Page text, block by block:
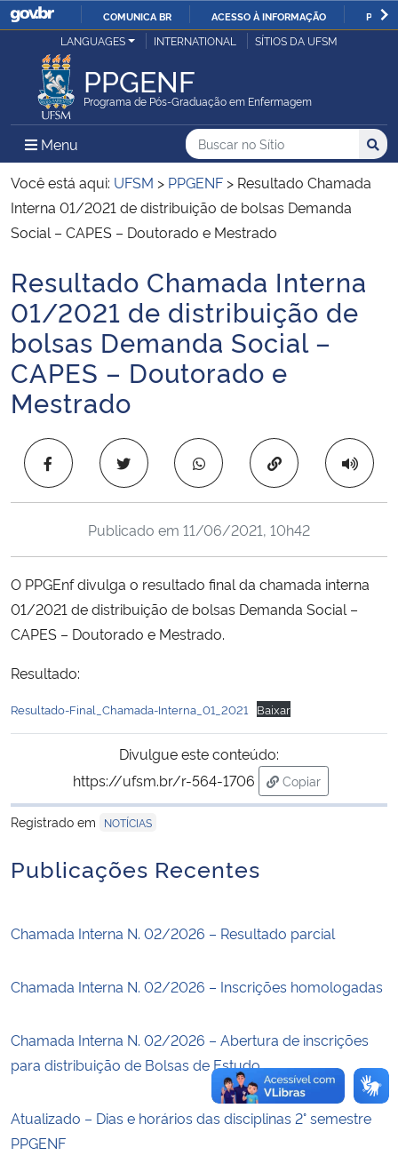
IR
COMUNICA BR ACESSO À INFORMAÇÃO
Ministério da Justiça e Segurança Pública
Ministério da Defesa
Ministério das Relações Exteriores
Ministério da Economia
Ministério da Infraestrutura
Ministério da Agricultura, Pecuária e Abastecimento
Ministério da Educação
Ministério da Cidadania
Ministério da Saúde
Ministério de Minas e Energia
Ministério da Ciência, Tecnologia, Inovações e Comunicações
Ministério do Meio Ambiente
Ministério da Mulher, da Família e dos Direitos Humanos
Secretaria de Governo
Gabinete de Segurança Institucional
Planalto
LANGUAGES INTERNATIONAL SÍTIOS DA UFSM
PPGENF
Programa de Pós-Graduação em Enfermagem
Menu Menu Principal do Sítio
Busca
Buscar no no Sítio
Busca:
Você está aqui: UFSM > PPGENF > Resultado Chamada
Interna 01/2021 de distribuição de bolsas Demanda
Social – CAPES – Doutorado e Mestrado
Início do conteúdo
Resultado Chamada Interna
01/2021 de distribuição de
bolsas Demanda Social –
CAPES – Doutorado e
Mestrado
Copiar para área
Publicado em 11/06/2021, 10h42
O PPGEnf divulga o resultado final da chamada interna
01/2021 de distribuição de bolsas Demanda Social –
CAPES – Doutorado e Mestrado.
Resultado:
Resultado-Final_Chamada-Interna_01_2021 Baixar
Divulgue este conteúdo:
https://ufsm.br/r-564-1706
Copiar
para área de
Registrado em
NOTÍCIAS
Publicações Recentes
Chamada Interna N. 02/2026 – Resultado parcial
Chamada Interna N. 02/2026 – Inscrições homologadas
Chamada Interna N. 02/2026 – Abertura de inscrições
para distribuição de Bolsas de Estudo
Atualizado – Dias e horários das disciplinas 2° semestre
PPGENF